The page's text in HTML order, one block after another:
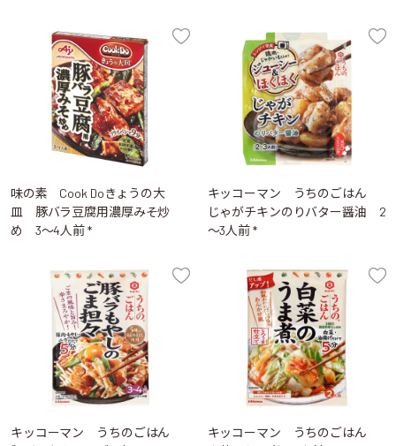
味の素 Cook Doきょうの大
皿 豚バラ豆腐用濃厚みそ炒
め 3～4人前 *
キッコーマン うちのごはん
じゃがチキンのりバター醤油 2
～3人前 *
キッコーマン うちのごはん
キッコーマン うちのごはん